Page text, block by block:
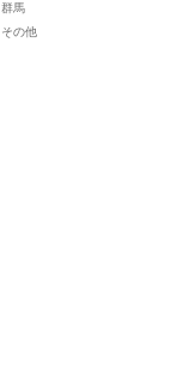
群馬
その他